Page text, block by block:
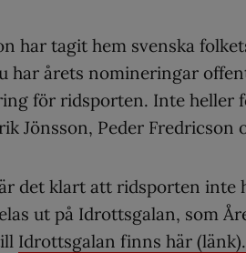
har tagit hem svenska
har årets nomineringar
för ridsporten. Inte heller
Jönsson, Peder
det klart att ridsporten inte
ut på Idrottsgalan, som
Idrottsgalan finns här (länk).